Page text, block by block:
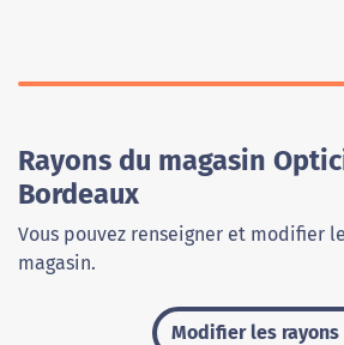
Rayons du magasin
Bordeaux
Vous pouvez renseigner et modifier
magasin.
Modifier les rayons